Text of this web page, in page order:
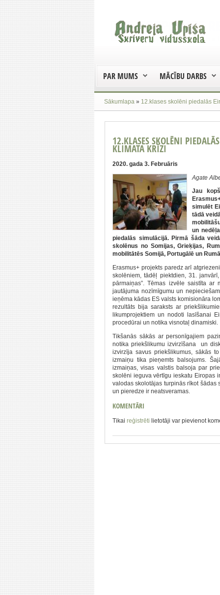
PAR MUMS MĀCĪBU DARBS
Sākumlapa » 12.klases skolēni piedalās
12.KLASES SKOLĒNI
KLIMATA KRĪZI
2020. gada 3. Februāris
Agate
Jau
simulēt
tādā
un
piedalās simulācijā. Pirmā šāda
skolēnus no Somijas, Grieķijas,
mobilitātēs Somijā, Portugālē un
Erasmus+ projekts paredz arī
skolēniem, tādēļ piektdien, 31.
pārmaiņas”. Tēmas izvēle saistīta
jautājuma nozīmīgumu un
ieņēma kādas ES valsts komisionāra
rezultāts bija saraksts ar
likumprojektiem un nodoti lasīšanai
procedūrai un notika visnotaļ dinamiski.
Tikšanās sākās ar personīgajiem
notika priekšlikumu izvirzīšana un
izvirzīja savus priekšlikumus, sākās
izmaiņu tika pieņemts balsojums.
izmaiņas, visas valstis balsoja par
skolēni ieguva vērtīgu ieskatu Eiropas
valodas skolotājas turpinās rīkot
un pieredze ir neatsveramas.
KOMENTĀRI
Tikai reģistrēti lietotāji var pievienot